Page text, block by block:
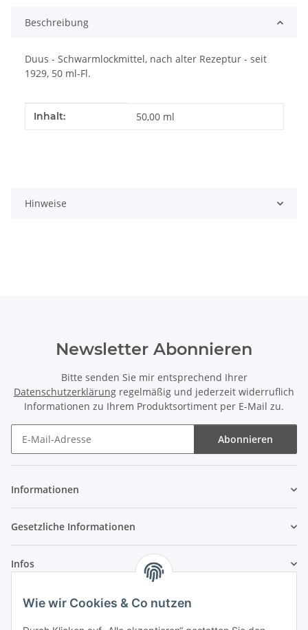
Wie wir Cookies & Co nutzen
Beschreibung
Duus - Schwarmlockmittel, nach alter Rezeptur - seit
1929, 50 ml-Fl.
Produkteigenschaft
Wert
Inhalt: 50,00 ml
Hinweise
Newsletter Abonnieren
Bitte senden Sie mir entsprechend Ihrer
Datenschutzerklärung regelmäßig und jederzeit widerruflich
Informationen zu Ihrem Produktsortiment per E-Mail zu.
Abonnieren
Informationen
Gesetzliche Informationen
Infos
Laden - Öffnungszeiten: